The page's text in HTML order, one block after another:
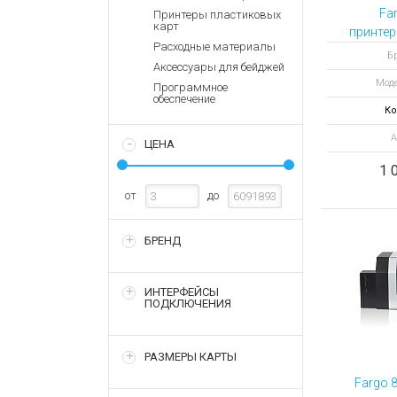
Запасные
Терминалы
оплаты
Зарядные
Архивные
Принтеры пластиковых
карт
Расходные материалы
Аксессуары для бейджей
Программное
обеспечение
ЦЕНА
от до
БРЕНД
ИНТЕРФЕЙСЫ
ПОДКЛЮЧЕНИЯ
РАЗМЕРЫ КАРТЫ
1
Fargo